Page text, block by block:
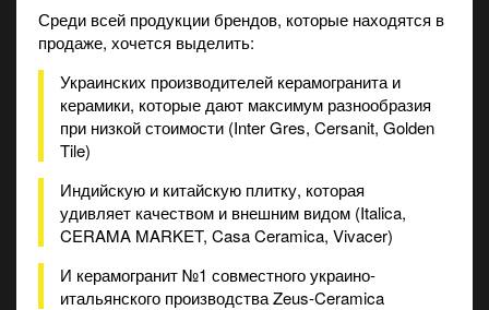
Среди всей продукции брендов, которые находятся в
продаже, хочется выделить:
Украинских производителей керамогранита и
керамики, которые дают максимум разнообразия
при низкой стоимости (Inter Gres, Cersanit, Golden
Tile)
Индийскую и китайскую плитку, которая
удивляет качеством и внешним видом (Italica,
CERAMA MARKET, Casa Ceramica, Vivacer)
И керамогранит №1 совместного украино-
итальянского производства Zeus-Ceramica